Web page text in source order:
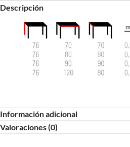
Descripción
Información adicional
Valoraciones (0)